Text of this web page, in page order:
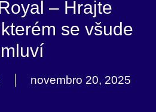
– Hrajte
se všude
mluví
novembro 20, 2025